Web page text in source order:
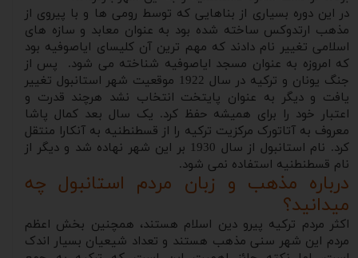
در این دوره بسیاری از بناهایی که توسط رومی ها و با پیروی از
مذهب ارتدوکس ساخته شده بود به عنوان معابد و سازه های
اسلامی تغییر نام دادند که مهم ترین آن کلیسای ایاصوفیه بود
که امروزه به عنوان مسجد ایاصوفیه شناخته می شود. پس از
جنگ یونان و ترکیه در سال 1922 موقعیت شهر استانبول تغییر
یافت و دیگر به عنوان پایتخت انتخاب نشد هرچند قدرت و
اعتبار خود را برای همیشه حفظ کرد. یک سال بعد کمال پاشا
معروف به آتاتورک مرکزیت ترکیه را از قسطنطنیه به آنکارا منتقل
کرد. نام استانبول از سال 1930 بر این شهر نهاده شد و دیگر از
نام قسطنطنیه استفاده نمی شود.
درباره مذهب و زبان مردم استانبول چه
میدانید؟
اکثر مردم ترکیه پیرو دین اسلام هستند، همچنین بخش اعظم
مردم این شهر سنی مذهب هستند و تعداد شیعیان بسیار اندک